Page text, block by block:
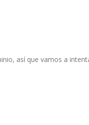
así que vamos a